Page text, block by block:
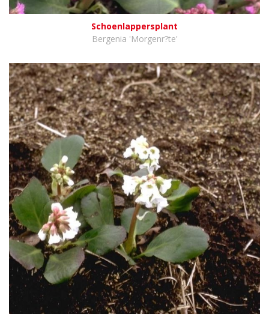
Schoenlappersplant
Bergenia 'Morgenr?te'